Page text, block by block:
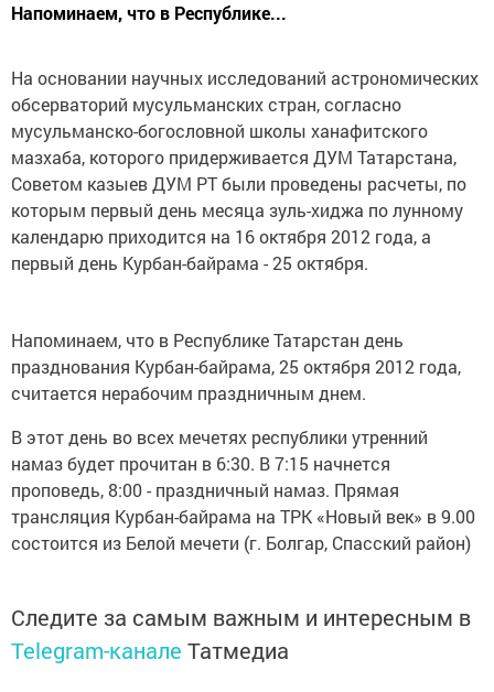
Напоминаем, что в Республике...
На основании научных исследований астрономических
обсерваторий мусульманских стран, согласно
мусульманско-богословной школы ханафитского
мазхаба, которого придерживается ДУМ Татарстана,
Советом казыев ДУМ РТ были проведены расчеты, по
которым первый день месяца зуль-хиджа по лунному
календарю приходится на 16 октября 2012 года, а
первый день Курбан-байрама - 25 октября.
Напоминаем, что в Республике Татарстан день
празднования Курбан-байрама, 25 октября 2012 года,
считается нерабочим праздничным днем.
В этот день во всех мечетях республики утренний
намаз будет прочитан в 6:30. В 7:15 начнется
проповедь, 8:00 - праздничный намаз. Прямая
трансляция Курбан-байрама на ТРК «Новый век» в 9.00
состоится из Белой мечети (г. Болгар, Спасский район)
Следите за самым важным и интересным в
Telegram-канале Татмедиа